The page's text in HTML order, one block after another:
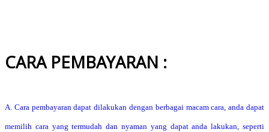
CARA PEMBAYARAN :
A. Cara pembayaran dapat dilakukan dengan berbagai macam cara, anda dapat
memilih cara yang termudah dan nyaman yang dapat anda lakukan, seperti